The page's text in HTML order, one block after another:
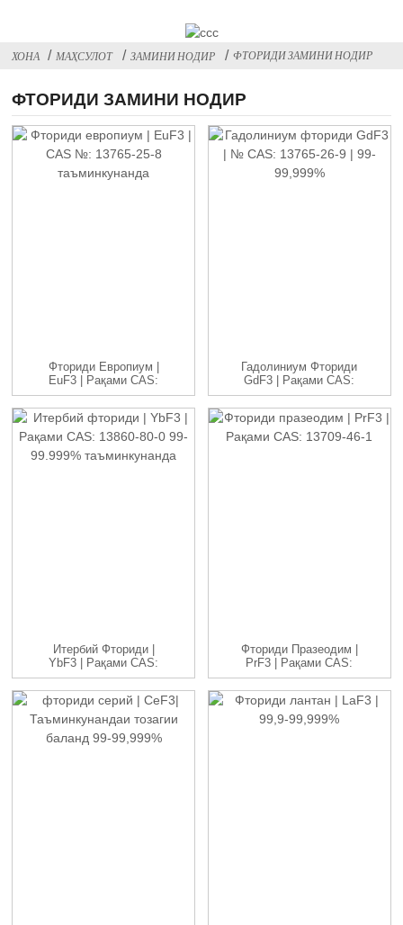
ХОНА МАҲСУЛОТ ЗАМИНИ НОДИР ФТОРИДИ ЗАМИНИ НОДИР
ФТОРИДИ ЗАМИНИ НОДИР
Фториди Европиум |
EuF3 | Рақами CAS:
13765-25-8...
Гадолиниум Фториди
GdF3 | Рақами CAS:
13765-26-9 ...
Итербий Фториди |
YbF3 | Рақами CAS:
13860-80-0...
Фториди Празеодим |
PrF3 | Рақами CAS:
13709-...